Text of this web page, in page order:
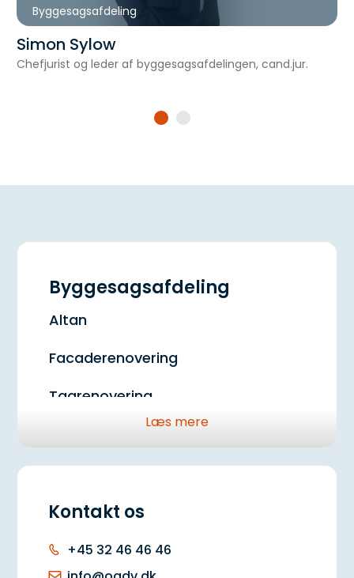
Byggesagsafdeling
Altan
Facaderenovering
Tagrenovering
Rør og installationer
Regnvandsopsamling
Klimasikring
Læs mere
Kontakt os
+45 32 46 46 46
Byggesagsafdeling
Simon Sylow
Chefjurist og leder af byggesagsafdelingen, cand.jur.